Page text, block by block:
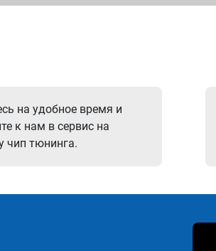
на удобное время и
к нам в сервис на
чип тюнинга.